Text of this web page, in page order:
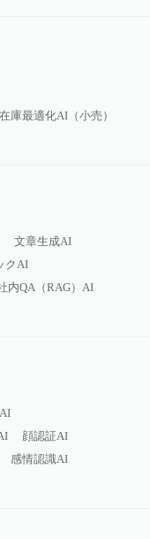
在庫最適化AI（小売）
文章生成AI
クAI
内QA（RAG）AI
顔認証AI
感情認識AI